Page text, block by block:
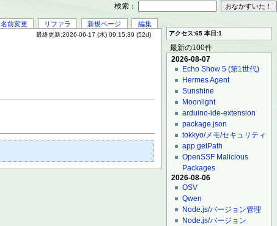
名前変更 リファラ 新規ページ 編集
最終更新:2026-06-17 (水) 09:15:39 (52d) アクセス:65 本日:1
最新の100件
2026-08-07
Echo Show 5 (第1世代)
Hermes Agent
Sunshine
Moonlight
arduino-ide-extension
package.json
tokkyo/メモ/セキュリティ
app.getPath
OpenSSF Malicious
Packages
2026-08-06
OSV
Qwen
Node.js/バージョン管理
Node.js/バージョン
検索：